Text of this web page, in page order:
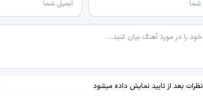
نظرات بعد از تایید نمایش داده میشود